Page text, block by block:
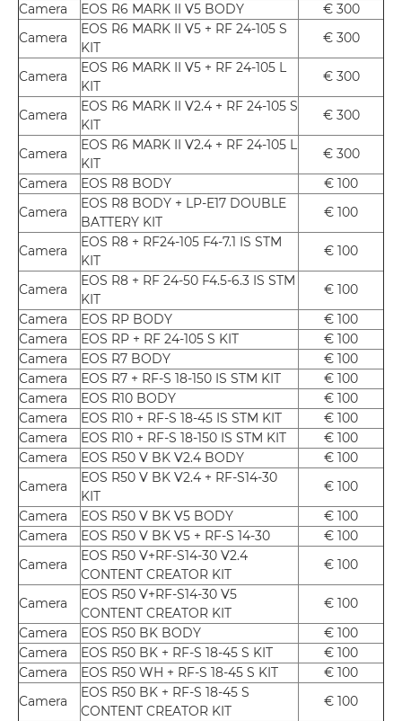
Camera
EOS R6 MARK II V5 BODY
€ 300
Camera
EOS R6 MARK II V5 + RF 24-105 S
KIT
€ 300
Camera
EOS R6 MARK II V5 + RF 24-105 L
KIT
€ 300
Camera
EOS R6 MARK II V2.4 + RF 24-105 S
KIT
€ 300
Camera
EOS R6 MARK II V2.4 + RF 24-105 L
KIT
€ 300
Camera
EOS R8 BODY
€ 100
Camera
EOS R8 BODY + LP-E17 DOUBLE
BATTERY KIT
€ 100
Camera
EOS R8 + RF24-105 F4-7.1 IS STM
KIT
€ 100
Camera
EOS R8 + RF 24-50 F4.5-6.3 IS STM
KIT
€ 100
Camera
EOS RP BODY
€ 100
Camera
EOS RP + RF 24-105 S KIT
€ 100
Camera
EOS R7 BODY
€ 100
Camera
EOS R7 + RF-S 18-150 IS STM KIT
€ 100
Camera
EOS R10 BODY
€ 100
Camera
EOS R10 + RF-S 18-45 IS STM KIT
€ 100
Camera
EOS R10 + RF-S 18-150 IS STM KIT
€ 100
Camera
EOS R50 V BK V2.4 BODY
€ 100
Camera
EOS R50 V BK V2.4 + RF-S14-30
KIT
€ 100
Camera
EOS R50 V BK V5 BODY
€ 100
Camera
EOS R50 V BK V5 + RF-S 14-30
€ 100
Camera
EOS R50 V+RF-S14-30 V2.4
CONTENT CREATOR KIT
€ 100
Camera
EOS R50 V+RF-S14-30 V5
CONTENT CREATOR KIT
€ 100
Camera
EOS R50 BK BODY
€ 100
Camera
EOS R50 BK + RF-S 18-45 S KIT
€ 100
Camera
EOS R50 WH + RF-S 18-45 S KIT
€ 100
Camera
EOS R50 BK + RF-S 18-45 S
CONTENT CREATOR KIT
€ 100